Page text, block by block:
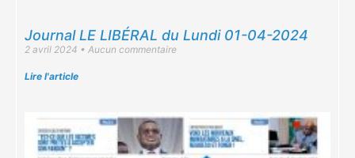
Journal LE LIBÉRAL du Lundi 01-04-2024
2 avril 2024 Aucun commentaire
Lire l'article